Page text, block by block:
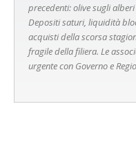
precedenti: olive sugli
Depositi saturi, liquidità
acquisti della scorsa
fragile della filiera. Le
urgente con Governo e